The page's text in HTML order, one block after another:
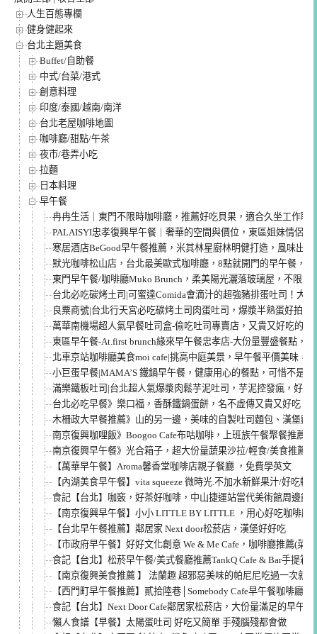
人生百態專欄
健身健起來
台北主題美食
Buffet/自助餐
中式/台菜/港式
創意料理
印度/泰國/越南/南洋
台北老屋咖啡地圖
咖啡廳/甜點/午茶
夜市/巷弄小吃
拉麵
日本料理
早午餐
冉冉生活｜東門不限時咖啡廳，推薦好吃貝果，適合久坐工作聊
PALAISYI忠孝復興早午餐｜奢華的空間與價位，東區姐妹情侶約
寒居酒店BeGood早午餐推薦，米其林星廚林明健打造，風味出
默光咖啡松山店，台北最美歐式咖啡廳，8點就開門的早午餐，
東門早午餐/咖啡廳Muko Brunch，柔美陽光灑落玻璃屋，不限時
台北必吃碳烤土司|可蜜達Comida會滴汁的超強豬排蛋吐司！大
良粟商號|台北行天宮必吃碳烤土司肉蛋吐司，爆漿半熟蛋好拍也
萬華南機場超人氣早餐吐司盒-偷吃吐司專賣店，又貴又好吃的鬆
東區早午餐-At.first brunch緣來早午餐忠孝店-大份量豐盛餐點，
北車京站咖啡廳美食moi cafe|挑高中庭美景，早午餐平價美味，
小巨蛋早餐|MAMA’S 鐵鍋早午餐，健康用心的餐點，可惜不是我
滿樂鐵板吐司|台北超人氣爆漿肉鬆芋泥吐司，芋泥控發瘋，好險
台北必吃早餐》樂口福，香酥鐵鍋蛋餅，名不虛傳又貴又好吃，
木柵政大早餐推薦》山的另一邊，美味的自製吐司麵包、漢堡麵
南京復興咖哩飯》Boogoo Cafe布咕咖啡，上班族午餐聚餐推薦
南京復興早午餐》光合箱子，超大份量蔬果沙拉/輕食/美食推薦
【萬華早午餐】Aroma馨香堂咖啡店親子餐廳 ，免費學英文
【內湖美食早午餐】vita squeeze 微時光.不加水新鮮果汁/好吃
食記【台北】咖竅，好茶好咖啡，中山捷運站當代美術館周邊飲
【南京復興早午餐】小小 LITTLE BY LITTLE ，用心好吃咖啡廳
【台北早午餐推薦】鄰居家 Next door松菸店，漢堡好好吃
【市政府早午餐】好好文化創意 We & Me Cafe，咖啡廳推薦(菜單
食記【台北】松菸早午餐/美式餐廳推薦TankQ Cafe & Bar手提箱
【南京復興美食推薦 】 法蘭趣 超邪惡美味的帕尼尼吃過一次就
【西門町早午餐推薦】貳拾陸巷│Somebody Cafe早午餐咖啡廳(
食記【台北】Next Door Cafe鄰居家松菸店，大份量滿足的早午餐
懶人食譜【早餐】太陽蛋吐司 好吃又簡單 手殘腦殘都會做